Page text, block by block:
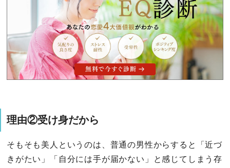
理由②受け身だから
そもそも美人というのは、普通の男性からすると「近づ
きがたい」「自分には手が届かない」と感じてしまう存